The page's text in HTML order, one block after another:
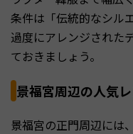
条件は「伝統的なシル
過度にアレンジされた
ておきましょう。
景福宮周辺の人気
景福宮の正門周辺には